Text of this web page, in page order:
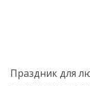
Праздник для